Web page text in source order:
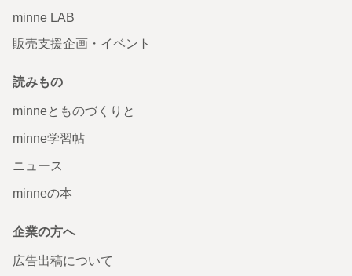
minne LAB
販売支援企画・イベント
読みもの
minneとものづくりと
minne学習帖
ニュース
minneの本
企業の方へ
広告出稿について